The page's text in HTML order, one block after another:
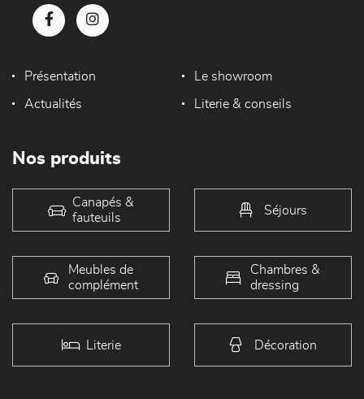
Présentation Le showroom
Actualités Literie & conseils
Nos produits
Canapés &
fauteuils
Séjours
Meubles de
complément
Chambres &
dressing
Literie Décoration